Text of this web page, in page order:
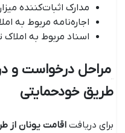
مدارک اثبات‌کننده
اجاره‌نامه مربوط به
اسناد مربوط به
مراحل درخواست و
طریق خودحمایتی
برای دریافت اقامت یونان از